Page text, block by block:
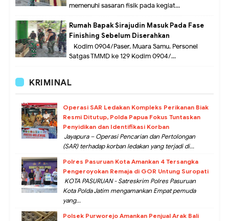
memenuhi sasaran fisik pada kegiat...
Rumah Bapak Sirajudin Masuk Pada Fase
Finishing Sebelum Diserahkan
Kodim 0904/Paser, Muara Samu. Personel
Satgas TMMD ke 129 Kodim 0904/...
KRIMINAL
Operasi SAR Ledakan Kompleks Perikanan Biak
Resmi Ditutup, Polda Papua Fokus Tuntaskan
Penyidikan dan Identifikasi Korban
Jayapura – Operasi Pencarian dan Pertolongan
(SAR) terhadap korban ledakan yang terjadi di...
Polres Pasuruan Kota Amankan 4 Tersangka
Pengeroyokan Remaja di GOR Untung Suropati
KOTA PASURUAN - Satreskrim Polres Pasuruan
Kota Polda Jatim mengamankan Empat pemuda
yang...
Polsek Purworejo Amankan Penjual Arak Bali